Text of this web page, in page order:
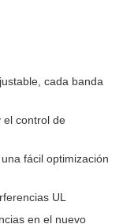
cada banda
el control de
fácil optimización
UL
en el nuevo